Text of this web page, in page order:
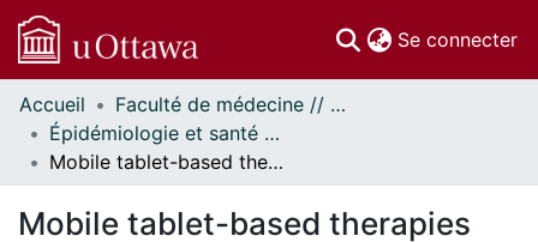
Se connecter
Communautés
et collections
Parcourir
À propos
Accueil
Faculté de médecine // Faculty of Medicine
Épidémiologie et santé publique // Epidemiology and Public Health
Mobile tablet-based therapies following stroke: a scoping review of attempted interventions and the challenges encountered
Mobile tablet-based therapies